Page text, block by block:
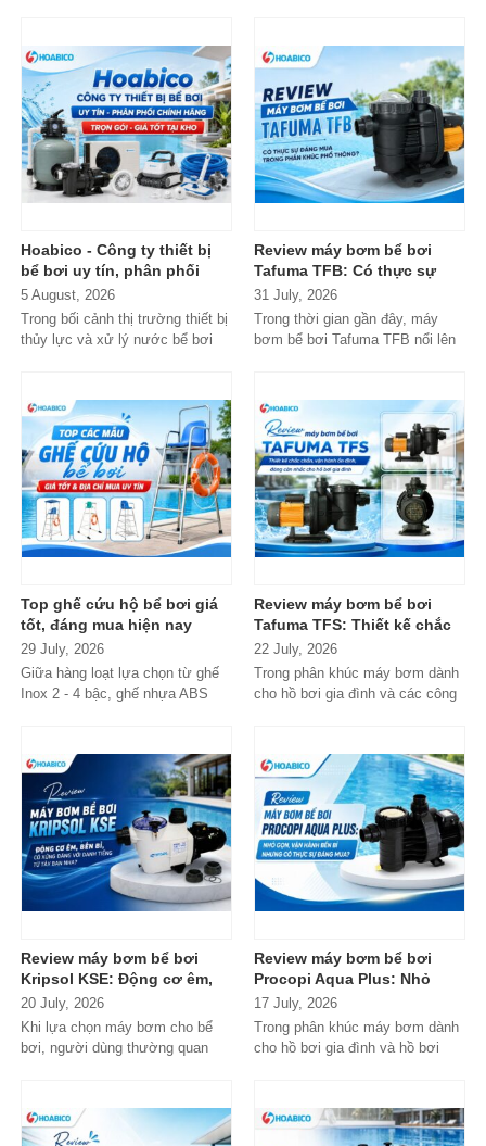
Hoabico - Công ty thiết bị
bể bơi uy tín, phân phối
chính hãng toàn quốc
5 August, 2026
Trong bối cảnh thị trường thiết bị
thủy lực và xử lý nước bể bơi
Review máy bơm bể bơi
Tafuma TFB: Có thực sự
đáng mua trong phân khúc
phổ thông?
31 July, 2026
Trong thời gian gần đây, máy
bơm bể bơi Tafuma TFB nổi lên
Top ghế cứu hộ bể bơi giá
tốt, đáng mua hiện nay
29 July, 2026
Giữa hàng loạt lựa chọn từ ghế
Inox 2 - 4 bậc, ghế nhựa ABS
Review máy bơm bể bơi
Tafuma TFS: Thiết kế chắc
chắn, vận hành ổn định,
đáng cân nhắc cho hồ bơi
gia đình
22 July, 2026
Trong phân khúc máy bơm dành
cho hồ bơi gia đình và các công
Review máy bơm bể bơi
Kripsol KSE: Động cơ êm,
bền bỉ, có xứng đáng với
danh tiếng từ Tây Ban Nha?
20 July, 2026
Khi lựa chọn máy bơm cho bể
bơi, người dùng thường quan
Review máy bơm bể bơi
Procopi Aqua Plus: Nhỏ
gọn, vận hành bền bỉ
nhưng có thực sự đáng
mua?
17 July, 2026
Trong phân khúc máy bơm dành
cho hồ bơi gia đình và hồ bơi